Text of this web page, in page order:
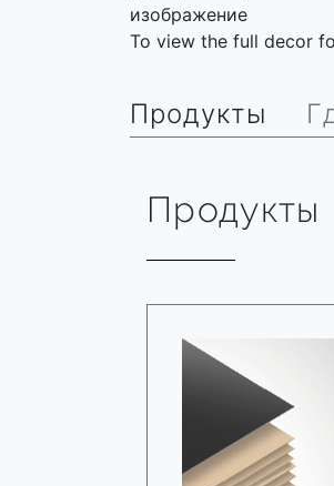
изображение
To view the full decor
Продукты
Продукты